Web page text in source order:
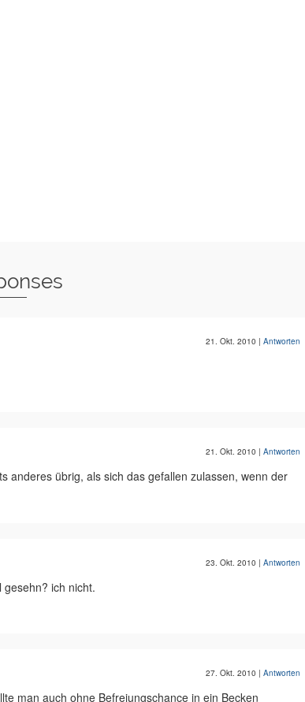
21. Okt. 2010 | Antworten
21. Okt. 2010 | Antworten
anderes übrig, als sich das gefallen zulassen, wenn der
23. Okt. 2010 | Antworten
ich nicht.
27. Okt. 2010 | Antworten
man auch ohne Befreiungschance in ein Becken